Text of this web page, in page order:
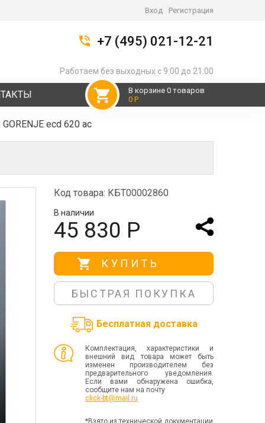
Вход Регистрация
+7 (495) 021-12-21
Работаем без выходных с 9:00 до 21:00
В корзине 0 товаров
0 Р
ecd 620 ac
Код товара: КБТ00002860
В наличии
45 830 Р
КУПИТЬ
БЫСТРАЯ ПОКУПКА
Бесплатная доставка
Комплектация, характеристики и
внешний вид товара может быть
изменен производителем без
предварительного уведомления.
Если вами обнаружена ошибка,
сообщите нам на почту
click-bt@mail.ru
*Взято из технической документации